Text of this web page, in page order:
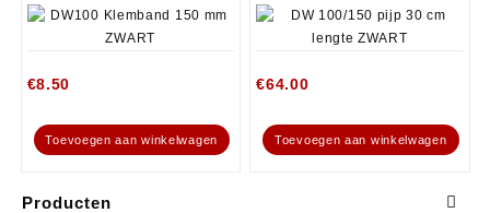
Producten
€8.50
Toevoegen aan winkelwagen
€64.00
Toevoegen aan winkelwagen